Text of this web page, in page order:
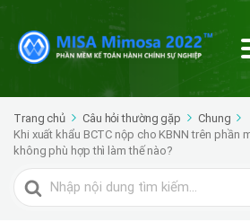
Trang chủ Câu hỏi thường gặp
Chung
Khi xuất khẩu BCTC nộp cho KBNN trên phần
không phù hợp thì làm thế nào?
Tìm
kiếm